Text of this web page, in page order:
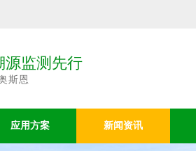
源监测先行
斯恩
应用方案 新闻资讯